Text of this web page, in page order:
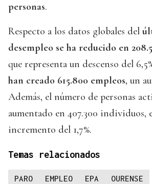
personas.
Respecto a los datos globales del
desempleo se ha reducido en
que representa un descenso del
han creado 615.800 empleos, un
Además, el número de personas
aumentado en 407.300 individuos,
incremento del 1,7%.
Temas relacionados
PARO EMPLEO EPA OURENSE